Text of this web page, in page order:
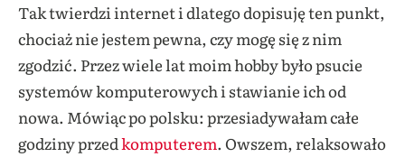
Tak twierdzi internet i dlatego dopisuję ten punkt,
chociaż nie jestem pewna, czy mogę się z nim
zgodzić. Przez wiele lat moim hobby było psucie
systemów komputerowych i stawianie ich od
nowa. Mówiąc po polsku: przesiadywałam całe
godziny przedkomputerem. Owszem, relaksowało